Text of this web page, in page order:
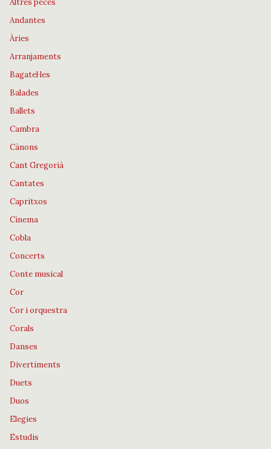
Altres peces
Andantes
Àries
Arranjaments
Bagatel·les
Balades
Ballets
Cambra
Cànons
Cant Gregorià
Cantates
Capritxos
Cinema
Cobla
Concerts
Conte musical
Cor
Cor i orquestra
Corals
Danses
Divertiments
Duets
Duos
Elegies
Estudis